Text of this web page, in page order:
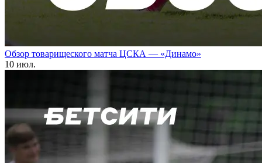
Обзор товарищеского матча ЦСКА — «Динамо»
10 июл.